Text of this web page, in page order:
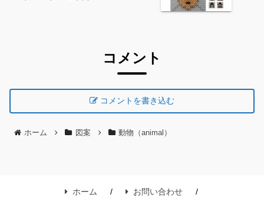
コメント
コメントを書き込む
ホーム 図案 動物（animal）
ホーム
お問い合わせ